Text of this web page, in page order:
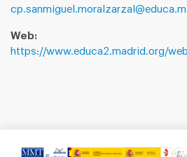
Web:
https://www.educa2.madrid.org/